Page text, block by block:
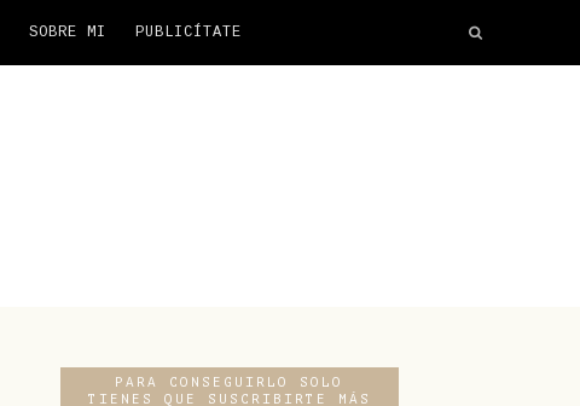
SOBRE MI PUBLICÍTATE
PARA CONSEGUIRLO SOLO
TIENES QUE SUSCRIBIRTE MÁS